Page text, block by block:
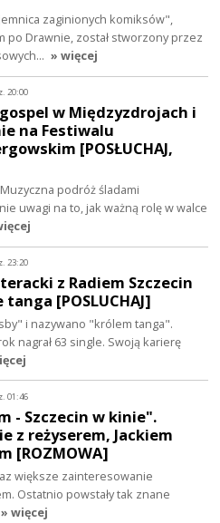
zaginionych komiksów",
po Drawnie, został stworzony przez
» więcej
20:00
w Międzyzdrojach i
na Festiwalu
[POSŁUCHAJ,
podróż śladami
uwagi na to, jak ważną rolę w walce
23:20
z Radiem Szczecin
[POSLUCHAJ]
i nazywano "królem tanga".
nagrał 63 single. Swoją karierę
01:46
- Szczecin w kinie".
z reżyserem, Jackiem
[ROZMOWA]
większe zainteresowanie
Ostatnio powstały tak znane
» więcej